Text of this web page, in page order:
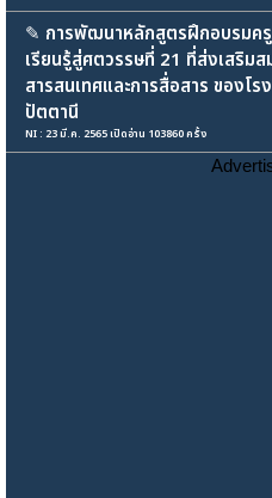
✎ การพัฒนาหลักสูตรฝึกอบรมค
เรียนรู้สู่ศตวรรษที่ 21 ที่ส่งเสริมส
สารสนเทศและการสื่อสาร ของโร
ปัตตานี
NI : 23 มี.ค. 2565 เปิดอ่าน 103860 ครั้ง